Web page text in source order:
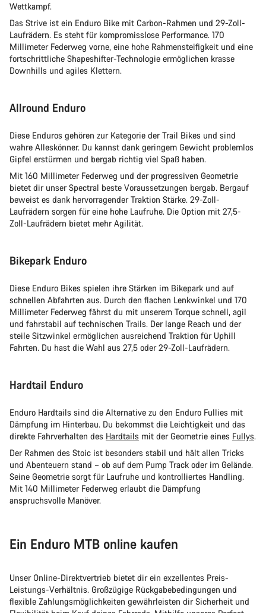
Wettkampf.
Das Strive ist ein Enduro Bike mit Carbon-Rahmen und 29-Zoll-
Laufrädern. Es steht für kompromisslose Performance. 170
Millimeter Federweg vorne, eine hohe Rahmensteifigkeit und eine
fortschrittliche Shapeshifter-Technologie ermöglichen krasse
Downhills und agiles Klettern.
Allround Enduro
Diese Enduros gehören zur Kategorie der Trail Bikes und sind
wahre Alleskönner. Du kannst dank geringem Gewicht problemlos
Gipfel erstürmen und bergab richtig viel Spaß haben.
Mit 160 Millimeter Federweg und der progressiven Geometrie
bietet dir unser Spectral beste Voraussetzungen bergab. Bergauf
beweist es dank hervorragender Traktion Stärke. 29-Zoll-
Laufrädern sorgen für eine hohe Laufruhe. Die Option mit 27,5-
Zoll-Laufrädern bietet mehr Agilität.
Bikepark Enduro
Diese Enduro Bikes spielen ihre Stärken im Bikepark und auf
schnellen Abfahrten aus. Durch den flachen Lenkwinkel und 170
Millimeter Federweg fährst du mit unserem Torque schnell, agil
und fahrstabil auf technischen Trails. Der lange Reach und der
steile Sitzwinkel ermöglichen ausreichend Traktion für Uphill
Fahrten. Du hast die Wahl aus 27,5 oder 29-Zoll-Laufrädern.
Hardtail Enduro
Enduro Hardtails sind die Alternative zu den Enduro Fullies mit
Dämpfung im Hinterbau. Du bekommst die Leichtigkeit und das
direkte Fahrverhalten des Hardtails mit der Geometrie eines Fullys.
Der Rahmen des Stoic ist besonders stabil und hält allen Tricks
und Abenteuern stand – ob auf dem Pump Track oder im Gelände.
Seine Geometrie sorgt für Laufruhe und kontrolliertes Handling.
Mit 140 Millimeter Federweg erlaubt die Dämpfung
anspruchsvolle Manöver.
Ein Enduro MTB online kaufen
Unser Online-Direktvertrieb bietet dir ein exzellentes Preis-
Leistungs-Verhältnis. Großzügige Rückgabebedingungen und
flexible Zahlungsmöglichkeiten gewährleisten dir Sicherheit und